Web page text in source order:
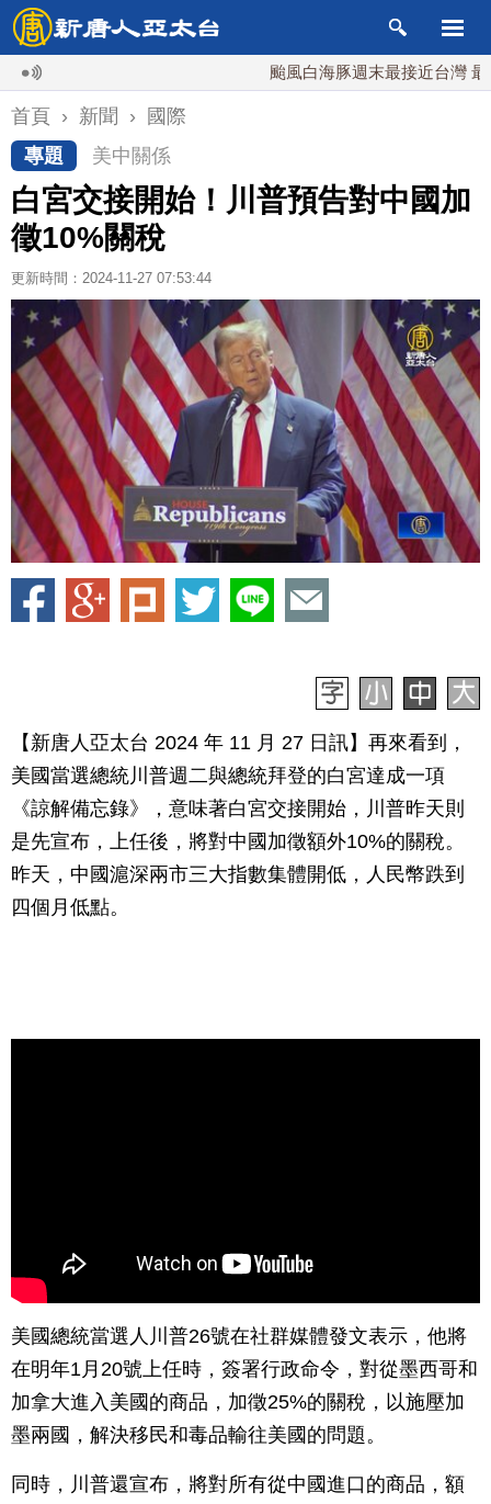
颱風白海豚週末最接近台灣 最快9日
首頁 › 新聞 ›
國際
專題
美中關係
白宮交接開始！川普預告對中國加
徵10%關稅
更新時間：2024-11-27 07:53:44
【新唐人亞太台 2024 年 11 月 27 日訊】再來看到，
美國當選總統川普週二與總統拜登的白宮達成一項
《諒解備忘錄》，意味著白宮交接開始，川普昨天則
是先宣布，上任後，將對中國加徵額外10%的關稅。
昨天，中國滬深兩市三大指數集體開低，人民幣跌到
四個月低點。
美國總統當選人川普26號在社群媒體發文表示，他將
在明年1月20號上任時，簽署行政命令，對從墨西哥和
加拿大進入美國的商品，加徵25%的關稅，以施壓加
墨兩國，解決移民和毒品輸往美國的問題。
同時，川普還宣布，將對所有從中國進口的商品，額